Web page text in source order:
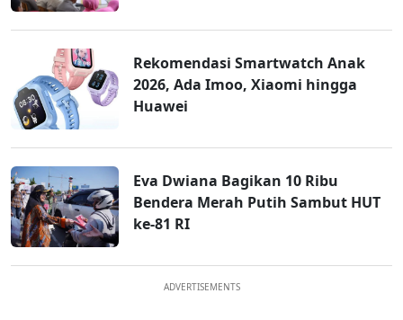
Rekomendasi Smartwatch Anak
2026, Ada Imoo, Xiaomi hingga
Huawei
Eva Dwiana Bagikan 10 Ribu
Bendera Merah Putih Sambut HUT
ke-81 RI
ADVERTISEMENTS